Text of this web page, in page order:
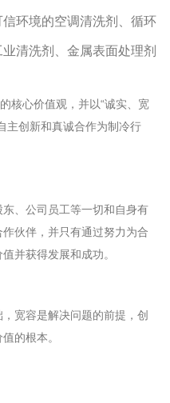
信环境的空调清洗剂、循环
清洗剂、金属表面处理剂
心价值观，并以“诚实、宽
主创新和真诚合作为制冷行
、公司员工等一切和自身有
伙伴，并只有通过努力为合
并获得发展和成功。
宽容是解决问题的前提，创
的根本。